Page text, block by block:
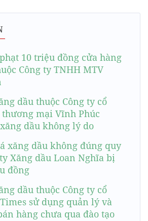
10 triệu đồng cửa hàng
Công ty TNHH MTV
dầu thuộc Công ty cổ
mại Vĩnh Phúc
dầu không lý do
xăng dầu không đúng quy
Xăng dầu Loan Nghĩa bị
đồng
dầu thuộc Công ty cổ
sử dụng quản lý và
hàng chưa qua đào tạo